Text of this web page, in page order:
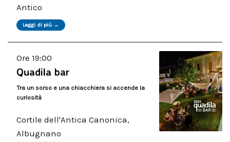
Antico
Leggi di più →
Ore 19:00
Quadila bar
Tra un sorso e una chiacchiera si accende la
curiosità
Cortile dell'Antica Canonica,
Albugnano